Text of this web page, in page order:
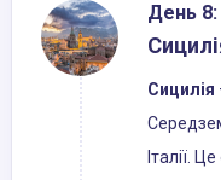
День 8:
Сицилія
Італії.